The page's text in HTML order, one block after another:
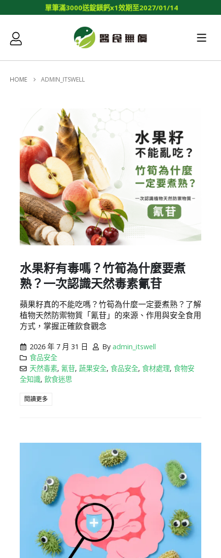
單筆滿3000送錠鎂鈣x1效期至2027/01/14
HOME ADMIN_ITSWELL
水果籽有毒嗎？竹筍為什麼要煮
熟？一次認識天然毒素氰苷
蘋果籽真的不能吃嗎？竹筍為什麼一定要煮熟？了解
植物天然防禦物質「氰苷」的來源、作用與安全食用
方式，掌握正確飲食觀念
2026 年 7 月 31 日 By admin_itswell
食品安全
天然毒素, 氰苷,蔬果安全,食品安全,食材處理,食物安
全知識, 飲食迷思
閱讀更多